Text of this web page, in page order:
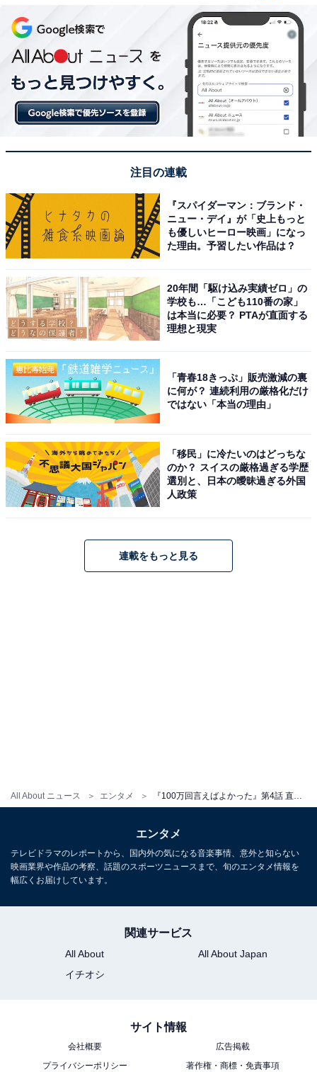
All About ニュース エンタメ
画像出典：TBS『100万回言えばよかった』 公式サイト
直木の死が確定…つらすぎる展開に「涙腺崩壊」
の声
ついに直木の遺体が見つかり、殺されていたことが判明
した第4話。Twitterでは衝撃の展開に、「もう、言葉にな
らなかったよ」「『冷たかった』で涙腺崩壊。まさかの
「本当に死んでたのか…嘘だと言って」「井上真央ちゃ
んの迫真の演技！鳥肌たった」「ほんとつらいつらすぎ
身体がなくなったら直木は消えてしまうのではと不安に
思う悠依。そんな悠依に莉桜が接触し――⁉ 一方、直木
は魚住を通じて悠依をデートに誘います。魚住も連れて
が今後どう描かれていくのか目が離せません。
注目の連載
『スパイダーマン：ブランド・
ニュー・デイ』が「史上もっと
も優しいヒーロー映画」になっ
た理由。予習したい作品は？
20年間「駆け込み実績ゼロ」の
学校も…「こども110番の家」
は本当に必要？ PTAが直面する
理想と現実
「青春18きっぷ」販売激減の裏
に何が？ 連続利用の厳格化だけ
ではない「本当の理由」
「移民」に冷たいのはどっちな
のか？ スイスの厳格過ぎる学歴
選別と、日本の曖昧過ぎる外国
人政策
連載をもっと見る
エンタメ
テレビドラマのレポートから、国内外の気になる音楽事情、意外と知らない
映画業界や作品の考察、話題のスポーツニュースまで、旬のエンタメ情報を
幅広くお届けしています。
関連サービス
All About
All About Japan
イチオシ
サイト情報
会社概要
広告掲載
プライバシーポリシー
著作権・商標・免責事項